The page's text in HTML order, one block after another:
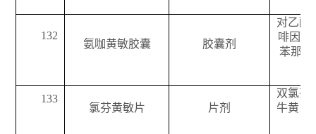
132
氨咖黄敏胶囊 胶囊剂
对乙酰
啡因
苯那敏
133
氯芬黄敏片 片剂
双氯芬
牛黄